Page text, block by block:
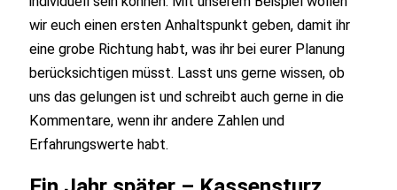
wir euch einen ersten Anhaltspunkt geben, damit ihr
eine grobe Richtung habt, was ihr bei eurer Planung
berücksichtigen müsst. Lasst uns gerne wissen, ob
uns das gelungen ist und schreibt auch gerne in die
Kommentare, wenn ihr andere Zahlen und
Erfahrungswerte habt.